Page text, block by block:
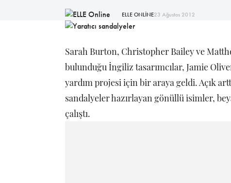
ELLE ONLİNE23 Ağustos 2012
Sarah Burton, Christopher Bailey ve
bulunduğu İngiliz tasarımcılar, Jamie
yardım projesi için bir araya geldi. Açık
sandalyeler hazırlayan gönüllü isimler,
çalıştı.